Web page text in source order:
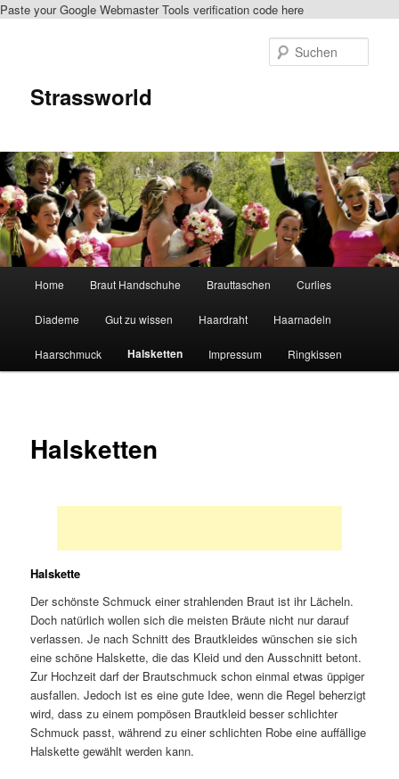
Paste your Google Webmaster Tools verification code here
Strassworld
Zum Inhalt wechseln
Zum sekundären Inhalt wechseln
Home Braut Handschuhe Brauttaschen Curlies
Diademe Gut zu wissen Haardraht Haarnadeln
Haarschmuck Halsketten Impressum Ringkissen
Halsketten
Halskette
Der schönste Schmuck einer strahlenden Braut ist ihr Lächeln.
Doch natürlich wollen sich die meisten Bräute nicht nur darauf
verlassen. Je nach Schnitt des Brautkleides wünschen sie sich
eine schöne Halskette, die das Kleid und den Ausschnitt betont.
Zur Hochzeit darf der Brautschmuck schon einmal etwas üppiger
ausfallen. Jedoch ist es eine gute Idee, wenn die Regel beherzigt
wird, dass zu einem pompösen Brautkleid besser schlichter
Schmuck passt, während zu einer schlichten Robe eine auffällige
Halskette gewählt werden kann.